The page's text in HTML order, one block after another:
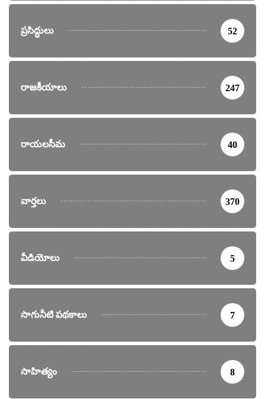
ప్రసిద్ధులు 52
రాజకీయాలు 247
రాయలసీమ 40
వార్తలు 370
వీడియోలు 5
సాగునీటి పథకాలు 7
సాహిత్యం 8